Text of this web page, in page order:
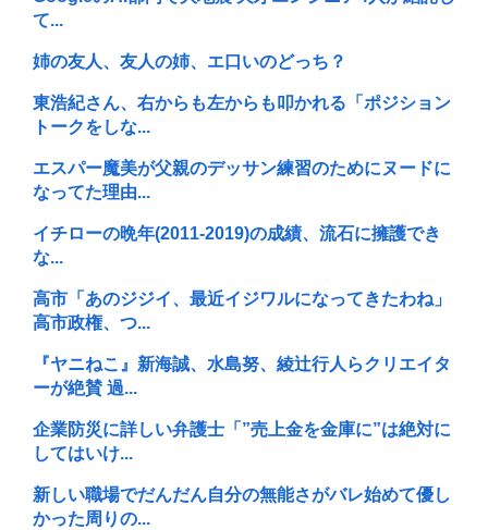
て...
姉の友人、友人の姉、エ口いのどっち？
東浩紀さん、右からも左からも叩かれる「ポジション
トークをしな...
エスパー魔美が父親のデッサン練習のためにヌードに
なってた理由...
イチローの晩年(2011-2019)の成績、流石に擁護でき
な...
高市「あのジジイ、最近イジワルになってきたわね」
高市政権、つ...
『ヤニねこ』新海誠、水島努、綾辻行人らクリエイタ
ーが絶賛 過...
企業防災に詳しい弁護士「”売上金を金庫に”は絶対に
してはいけ...
新しい職場でだんだん自分の無能さがバレ始めて優し
かった周りの...